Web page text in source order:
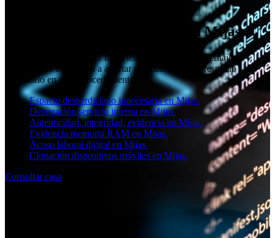
Análisis forense informático en Mijas
El equipo de SOCIAL11 interviene en Málaga con peritajes
informáticos orientados a aportar claridad técnica y respaldo
probatorio en cada procedimiento.
Espacio desperdiciado innecesario en Mijas.
Denegación servicio interna en Mijas.
Autenticidad, integridad, evidencia en Mijas.
Evidencia memoria RAM en Mijas.
Acoso laboral digital en Mijas.
Clonación dispositivos móviles en Mijas.
Consultar caso